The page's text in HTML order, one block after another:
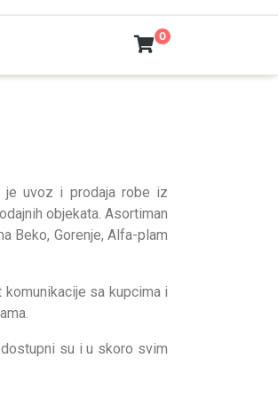
0
je uvoz i prodaja robe iz
objekata. Asortiman
Beko, Gorenje, Alfa-plam
sa kupcima i
su i u skoro svim